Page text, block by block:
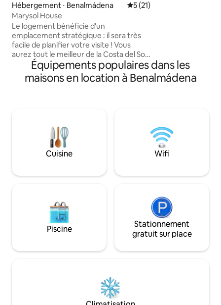
Hébergement ⋅ Benalmádena Évaluation moyenne sur la
5 (21)
Marysol House
Le logement bénéficie d'un
emplacement stratégique : il sera très
facile de planifier votre visite ! Vous
aurez tout le meilleur de la Costa del Sol
à portée de main, à 500 mètres de
Puerto Marina et de la plage. C'est un bel
endroit, qui se prête au plaisir de groupe,
votre groupe. Nous disposons
également d'un chauffage de piscine
toute l'année et d'un jacuzzi
spectaculaire dans lequel vous pourrez
aventureuse !
des restaurants
commun.
Équipements populaires dans les
maisons en location à Benalmádena
Cuisine Wifi
Piscine
Stationnement
gratuit sur place